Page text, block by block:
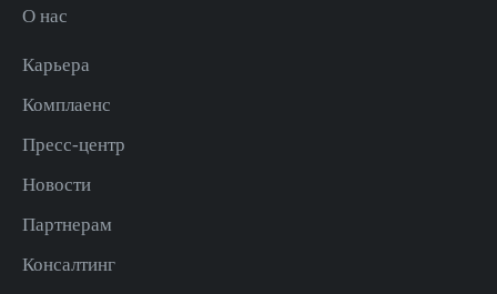
О нас
Карьера
Комплаенс
Пресс-центр
Новости
Партнерам
Консалтинг